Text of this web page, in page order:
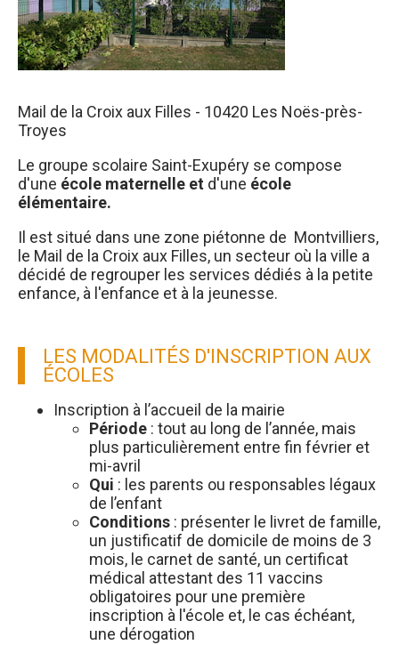
Mail de la Croix aux Filles - 10420 Les Noës-près-
Troyes
Le groupe scolaire Saint-Exupéry se compose
d'une école maternelle et d'une école
élémentaire.
Il est situé dans une zone piétonne de Montvilliers,
le Mail de la Croix aux Filles, un secteur où la ville a
décidé de regrouper les services dédiés à la petite
enfance, à l'enfance et à la jeunesse.
LES MODALITÉS D'INSCRIPTION AUX
ÉCOLES
Inscription à l’accueil de la mairie
Période : tout au long de l’année, mais
plus particulièrement entre fin février et
mi-avril
Qui : les parents ou responsables légaux
de l’enfant
Conditions : présenter le livret de famille,
un justificatif de domicile de moins de 3
mois, le carnet de santé, un certificat
médical attestant des 11 vaccins
obligatoires pour une première
inscription à l'école et, le cas échéant,
une dérogation